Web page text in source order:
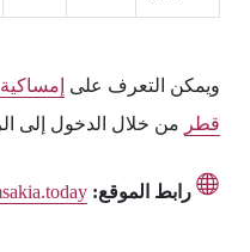
ويمكن التعرف على
قطر من خلال الدخول إلى
رابط الموقع: